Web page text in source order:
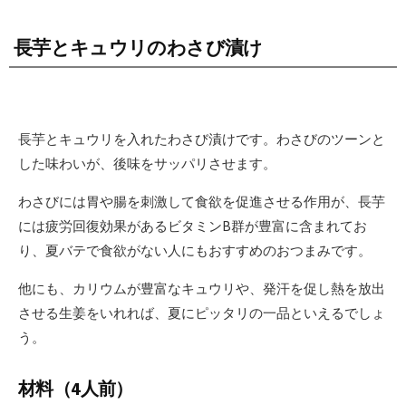
長芋とキュウリのわさび漬け
長芋とキュウリを入れたわさび漬けです。わさびのツーンと
した味わいが、後味をサッパリさせます。
わさびには胃や腸を刺激して食欲を促進させる作用が、長芋
には疲労回復効果があるビタミンB群が豊富に含まれてお
り、夏バテで食欲がない人にもおすすめのおつまみです。
他にも、カリウムが豊富なキュウリや、発汗を促し熱を放出
させる生姜をいれれば、夏にピッタリの一品といえるでしょ
う。
材料（4人前）